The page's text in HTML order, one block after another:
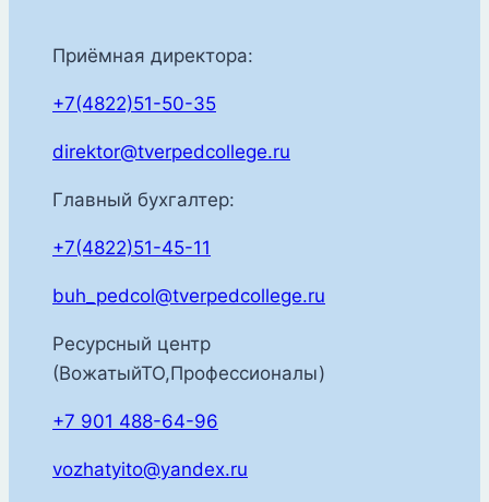
Приёмная директора:
+7(4822)51-50-35
direktor@tverpedcollege.ru
Главный бухгалтер:
+7(4822)51-45-11
buh_pedcol@tverpedcollege.ru
Ресурсный центр
(ВожатыйТО,Профессионалы)
+7 901 488-64-96
vozhatyito@yandex.ru